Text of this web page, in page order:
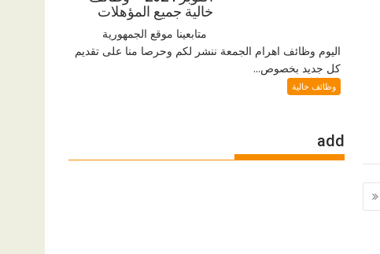
خالية جميع المؤهلات
متابعينا موقع الجمهورية
اليوم وظائف اهرام الجمعة ننشر لكم وحرصا منا على تقديم
كل جديد بخصوص...
وظائف خالية
add